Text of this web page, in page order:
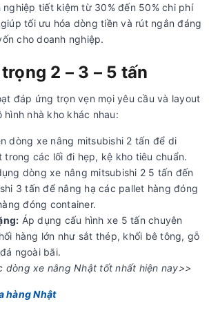
tiết kiệm từ 30% đến 50% chi phí
tối ưu hóa dòng tiền và rút ngắn đáng
cho doanh nghiệp.
2 – 3 – 5 tấn
đáp ứng trọn vẹn mọi yêu cầu và layout
nhà kho khác nhau:
dòng xe nâng mitsubishi 2 tấn để di
trong các lối đi hẹp, kệ kho tiêu chuẩn.
dòng xe nâng mitsubishi 2 5 tấn đến
3 tấn để nâng hạ các pallet hàng đóng
đóng container.
Áp dụng cấu hình xe 5 tấn chuyên
hàng lớn như sắt thép, khối bê tông, gỗ
ngoài bãi.
dòng xe nâng Nhật tốt nhất hiện nay>>
hàng Nhật